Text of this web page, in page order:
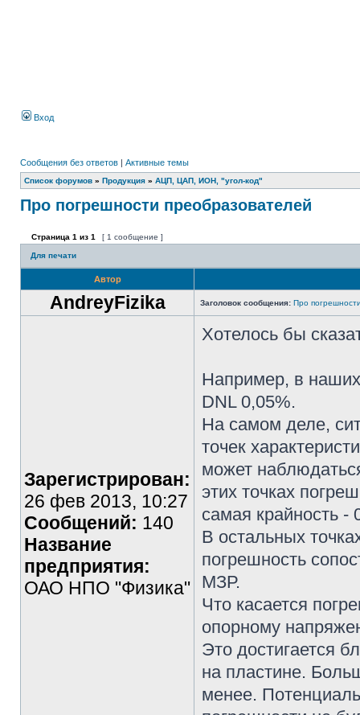
Вход
Сообщения без ответов | Активные темы
Список форумов » Продукция » АЦП, ЦАП, ИОН, "угол-код"
Про погрешности преобразователей
Страница 1 из 1 [ 1 сообщение ]
Для печати
Автор
AndreyFizika Заголовок сообщения: Про
Зарегистрирован:
26 фев 2013, 10:27
Сообщений: 140
Название
предприятия:
ОАО НПО "Физика"
Хотелось бы
Например, в
DNL 0,05%.
На самом деле,
точек
может
этих точках
самая крайность -
В остальных
погрешность
МЗР.
Что касается
опорному
Это достигается
на пластине.
менее.